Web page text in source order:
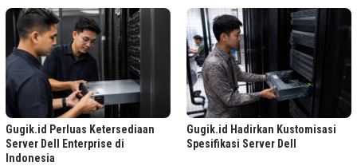
Gugik.id Perluas Ketersediaan
Server Dell Enterprise di
Indonesia
Gugik.id Hadirkan Kustomisasi
Spesifikasi Server Dell